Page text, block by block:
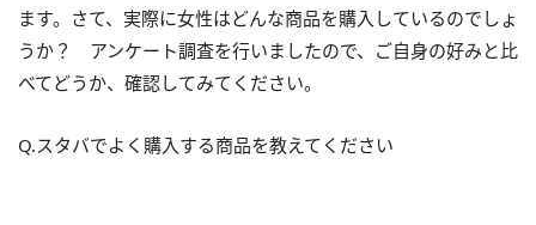
ます。さて、実際に女性はどんな商品を購入しているのでしょ
うか？ アンケート調査を行いましたので、ご自身の好みと比
べてどうか、確認してみてください。
Q.スタバでよく購入する商品を教えてください